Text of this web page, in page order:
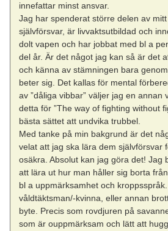
innefattar minst ansvar.
Jag har spenderat större delen av
självförsvar, är livvaktsutbildad och
dolt vapen och har jobbat med bl a
del år. Är det något jag kan så är det
och känna av stämningen bara
beter sig. Det kallas för mental
av ”dåliga vibbar” väljer jag en annan
detta för ”The way of fighting without
bästa sättet att undvika trubbel.
Med tanke på min bakgrund är det
velat att jag ska lära dem självförsvar
osäkra. Absolut kan jag göra det! Jag
att lära ut hur man håller sig borta
bl a uppmärksamhet och
våldtäktsman/-kvinna, eller annan
byte. Precis som rovdjuren på
som är ouppmärksam och lätt att